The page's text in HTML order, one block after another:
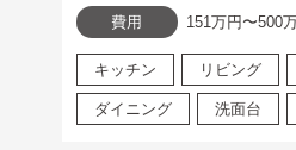
費用 151万円〜500
キッチン リビング
ダイニング 洗面台